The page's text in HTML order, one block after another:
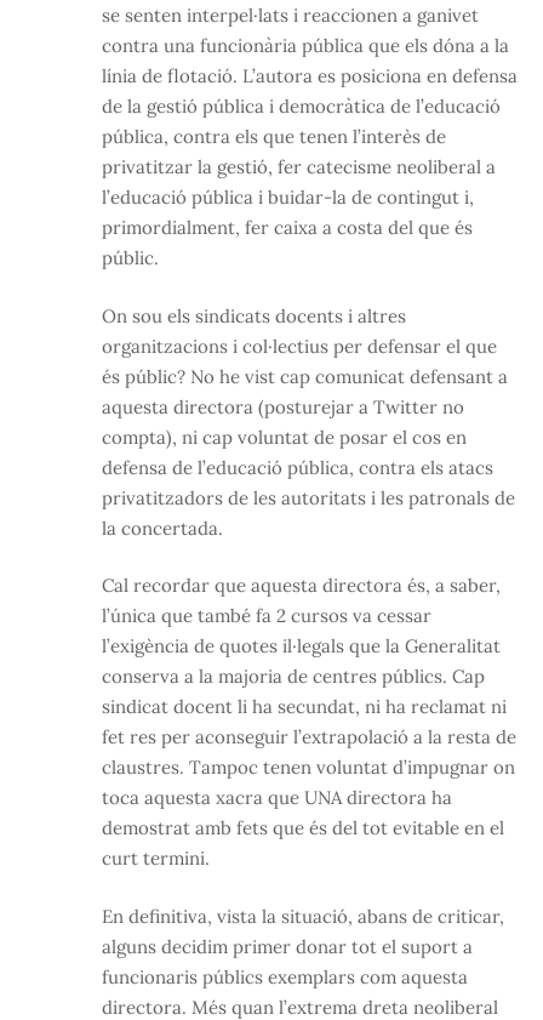
se senten interpel·lats i reaccionen a ganivet
contra una funcionària pública que els dóna a la
línia de flotació. L’autora es posiciona en defensa
de la gestió pública i democràtica de l’educació
pública, contra els que tenen l’interès de
privatitzar la gestió, fer catecisme neoliberal a
l’educació pública i buidar-la de contingut i,
primordialment, fer caixa a costa del que és
públic.
On sou els sindicats docents i altres
organitzacions i col·lectius per defensar el que
és públic? No he vist cap comunicat defensant a
aquesta directora (posturejar a Twitter no
compta), ni cap voluntat de posar el cos en
defensa de l’educació pública, contra els atacs
privatitzadors de les autoritats i les patronals de
la concertada.
Cal recordar que aquesta directora és, a saber,
l’única que també fa 2 cursos va cessar
l’exigència de quotes il·legals que la Generalitat
conserva a la majoria de centres públics. Cap
sindicat docent li ha secundat, ni ha reclamat ni
fet res per aconseguir l’extrapolació a la resta de
claustres. Tampoc tenen voluntat d’impugnar on
toca aquesta xacra que UNA directora ha
demostrat amb fets que és del tot evitable en el
curt termini.
En definitiva, vista la situació, abans de criticar,
alguns decidim primer donar tot el suport a
funcionaris públics exemplars com aquesta
directora. Més quan l’extrema dreta neoliberal